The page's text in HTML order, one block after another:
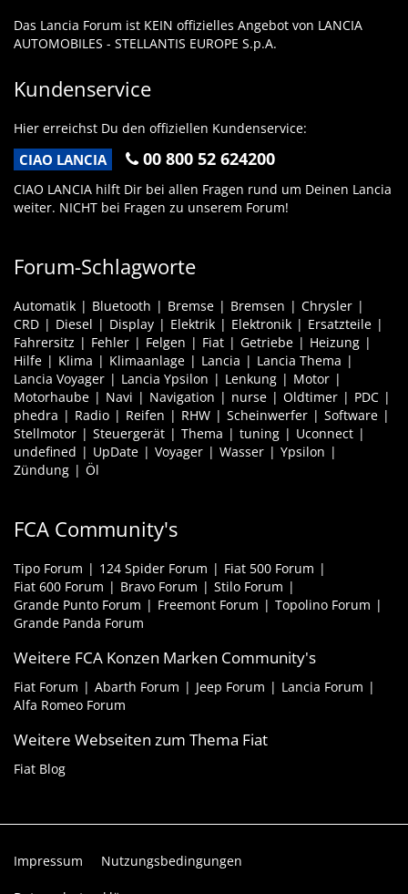
Das Lancia Forum ist KEIN offizielles Angebot von LANCIA
AUTOMOBILES - STELLANTIS EUROPE S.p.A.
Kundenservice
Hier erreichst Du den offiziellen Kundenservice:
CIAO LANCIA 00 800 52 624200
CIAO LANCIA hilft Dir bei allen Fragen rund um Deinen Lancia
weiter. NICHT bei Fragen zu unserem Forum!
Forum-Schlagworte
Automatik Bluetooth Bremse Bremsen
Chrysler
CRD
Diesel Display Elektrik Elektronik
Ersatzteile
Fahrersitz
Fehler Felgen Fiat Getriebe
Heizung
Hilfe
Klima Klimaanlage Lancia
Lancia Thema
Lancia Voyager
Lancia Ypsilon Lenkung
Motor
Motorhaube
Navi Navigation nurse Oldtimer
PDC
phedra
Radio Reifen RHW Scheinwerfer
Software
Stellmotor
Steuergerät Thema tuning
Uconnect
undefined
UpDate Voyager Wasser
Ypsilon
Zündung
Öl
FCA Community's
Tipo Forum 124 Spider Forum
Fiat 500 Forum
Fiat 600 Forum
Bravo Forum
Stilo Forum
Grande Punto Forum
Freemont Forum
Topolino Forum
Grande Panda Forum
Weitere FCA Konzen Marken Community's
Fiat Forum Abarth Forum Jeep Forum
Lancia Forum
Alfa Romeo Forum
Weitere Webseiten zum Thema Fiat
Fiat Blog
Impressum Nutzungsbedingungen